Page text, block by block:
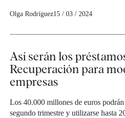
Olga Rodríguez15 / 03 / 2024
Así serán los
Recuperación para
empresas
Los 40.000 millones de euros
segundo trimestre y utilizarse hasta